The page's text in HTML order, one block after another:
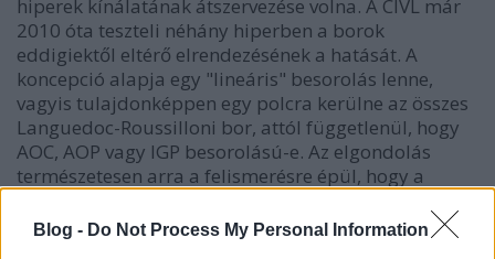
Blog - Do Not Process My Personal Information
hiperek kínálatának átszervezése volna. A CIVL már
2010 óta teszteli néhány hiperben a borok
eddigiektől eltérő elrendezésének a hatását. A
koncepció alapja egy "lineáris" besorolás lenne,
vagyis tulajdonképpen egy polcra kerülne az összes
Languedoc-Roussilloni bor, attól függetlenül, hogy
AOC, AOP vagy IGP besorolású-e. Az elgondolás
természetesen arra a felismerésre épül, hogy a
ellenben pl. az, hogy Côtes de Thongue a világon